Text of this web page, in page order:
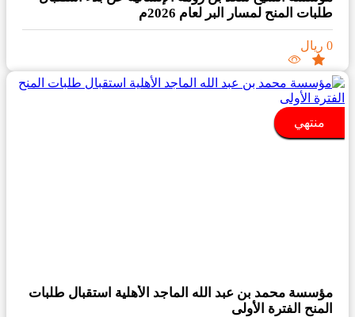
طلبات المنح لمسار البر لعام 2026م
0 ريال
منتهي
مؤسسة محمد بن عبد الله الماجد الأهلية استقبال طلبات
المنح الفترة الأولى